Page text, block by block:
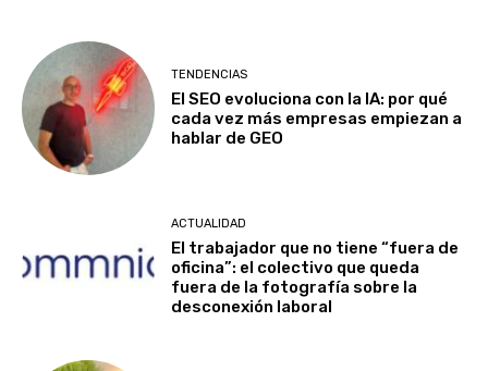
TENDENCIAS
El SEO evoluciona con la IA: por qué
cada vez más empresas empiezan a
hablar de GEO
ACTUALIDAD
El trabajador que no tiene “fuera de
oficina”: el colectivo que queda
fuera de la fotografía sobre la
desconexión laboral